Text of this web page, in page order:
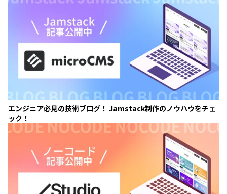
エンジニア必見の技術ブログ！ Jamstack制作のノウハウをチェ
ック！